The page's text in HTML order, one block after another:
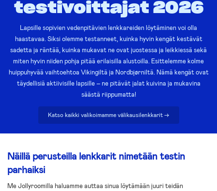
testivoittajat 2026
Lapsille sopivien vedenpitävien lenkkareiden löytäminen voi olla
haastavaa. Siksi olemme testanneet, kuinka hyvin kengät kestävät
sadetta ja räntää, kuinka mukavat ne ovat juostessa ja leikkiessä sekä
miten hyvin niiden pohja pitää erilaisilla alustoilla. Esittelemme kolme
huippuhyvää vaihtoehtoa Vikingiltä ja Nordbjørniltä. Nämä kengät ovat
täydellisiä aktiivisille lapsille – ne pitävät jalat kuivina ja mukavina
säästä riippumatta!
Katso kaikki valikoimamme välikausilenkkarit ->
Näillä perusteilla lenkkarit nimetään testin
parhaiksi
Me Jollyroomilla haluamme auttaa sinua löytämään juuri teidän